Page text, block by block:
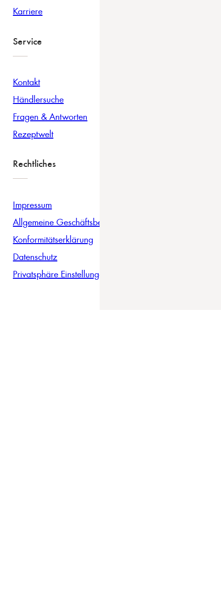
Karriere
Service
Kontakt
Händlersuche
Fragen & Antworten
Rezeptwelt
Rechtliches
Impressum
Allgemeine Geschäftsbedingungen
Konformitätserklärung
Datenschutz
Privatsphäre Einstellungen